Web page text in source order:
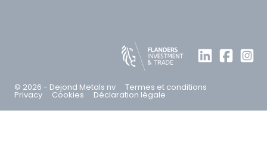
© 2026 - Dejond Metals nv Termes et conditions
Privacy Cookies Déclaration légale